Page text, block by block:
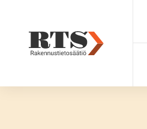
content